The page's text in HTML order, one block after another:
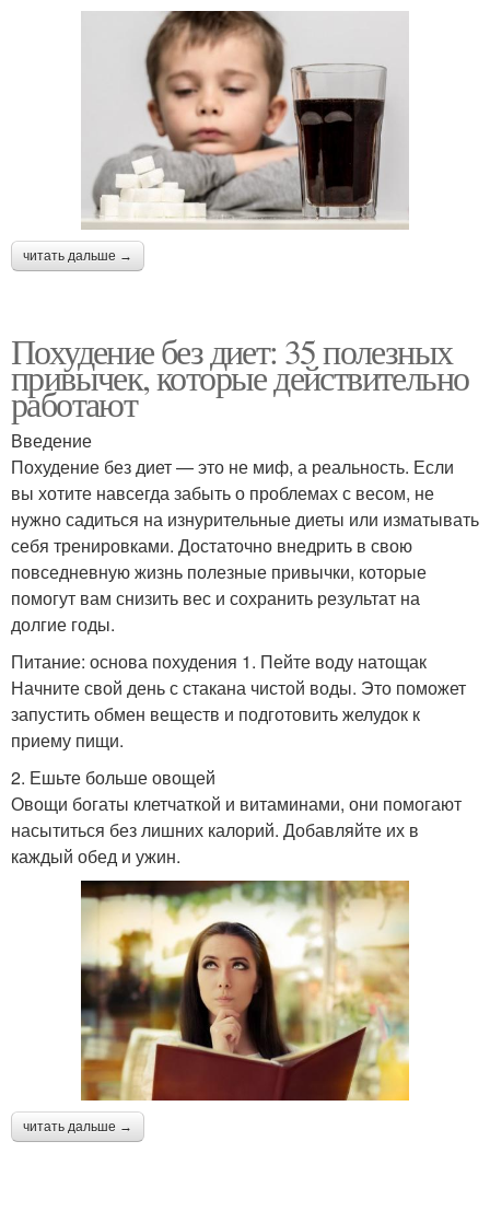
читать дальше →
Похудение без диет: 35 полезных
привычек, которые действительно
работают
Введение
Похудение без диет — это не миф, а реальность. Если
вы хотите навсегда забыть о проблемах с весом, не
нужно садиться на изнурительные диеты или изматывать
себя тренировками. Достаточно внедрить в свою
повседневную жизнь полезные привычки, которые
помогут вам снизить вес и сохранить результат на
долгие годы.
Питание: основа похудения 1. Пейте воду натощак
Начните свой день с стакана чистой воды. Это поможет
запустить обмен веществ и подготовить желудок к
приему пищи.
2. Ешьте больше овощей
Овощи богаты клетчаткой и витаминами, они помогают
насытиться без лишних калорий. Добавляйте их в
каждый обед и ужин.
читать дальше →